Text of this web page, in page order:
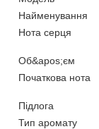
Найменування
Нота серця
Об&apos;єм
Початкова нота
Підлога
Тип аромату